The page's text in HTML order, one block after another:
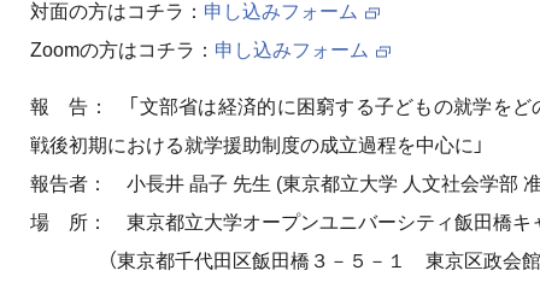
対面の方はコチラ： 申し込みフォーム
Zoomの方はコチラ： 申し込みフォーム
報 告： 「文部省は経済的に困窮する子どもの就学をど
戦後初期における就学援助制度の成立過程を中心に」
報告者： 小長井 晶子 先生 (東京都立大学 人文社会学部
場 所： 東京都立大学オープンユニバーシティ飯田橋キ
（東京都千代田区飯田橋３－５－１ 東京区政会館